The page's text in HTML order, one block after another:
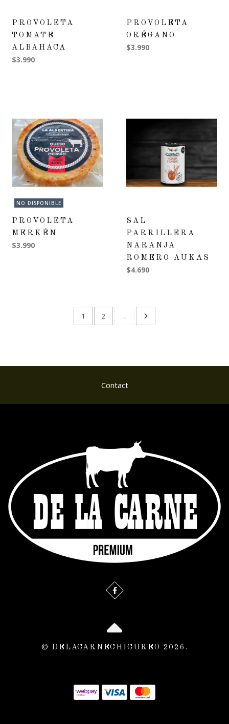
PROVOLETA
TOMATE
ALBAHACA
$3.990
PROVOLETA
ORÉGANO
$3.990
NO DISPONIBLE
PROVOLETA
MERKÉN
$3.990
SAL
PARRILLERA
NARANJA
ROMERO AUKAS
$4.690
1 2 ...
Contact
© DELACARNECHICUREO 2026.